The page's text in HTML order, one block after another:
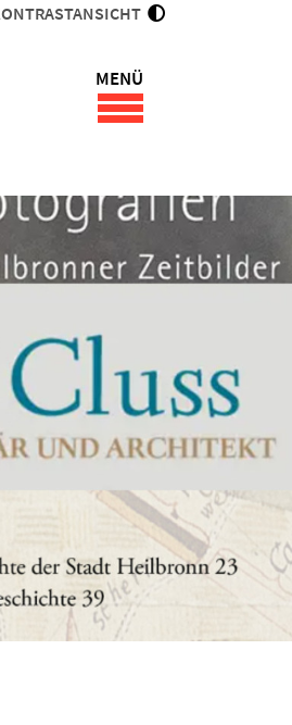
MENÜ